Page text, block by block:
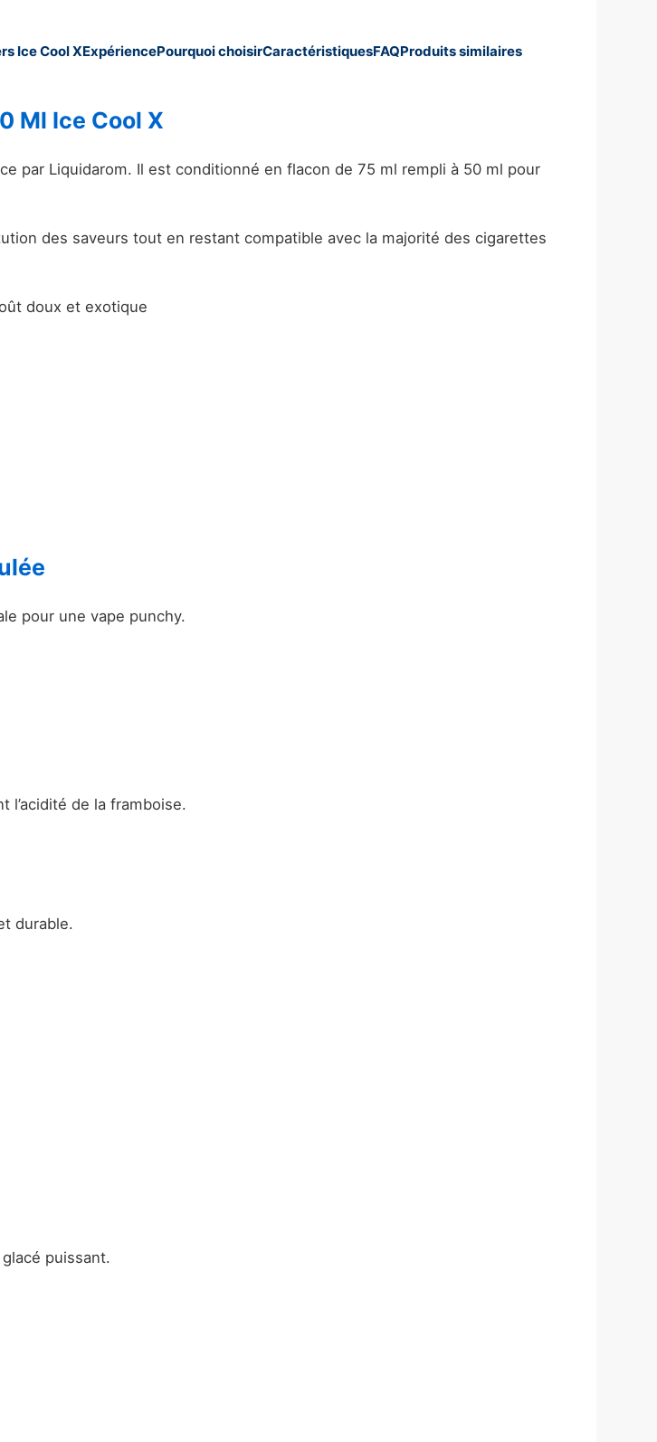
Ice Cool XExpériencePourquoi choisirCaractéristiquesFAQProduits similaires
Ml Ice Cool X
par Liquidarom. Il est conditionné en flacon de 75 ml rempli à 50 ml pour
des saveurs tout en restant compatible avec la majorité des cigarettes
doux et exotique
pour une vape punchy.
l’acidité de la framboise.
durable.
puissant.